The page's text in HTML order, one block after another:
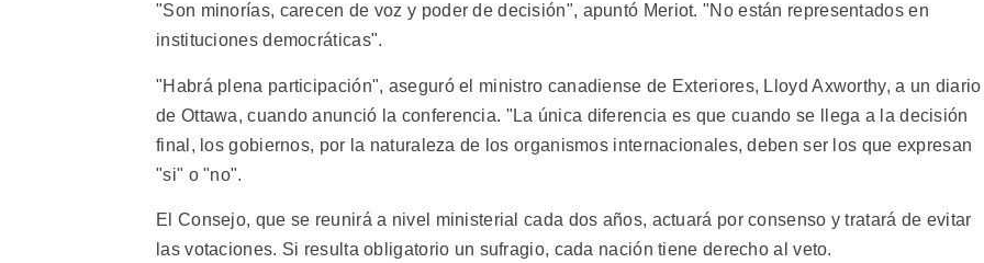
"Son minorías, carecen de voz y poder de decisión", apuntó Meriot. "No están representados en
instituciones democráticas".
"Habrá plena participación", aseguró el ministro canadiense de Exteriores, Lloyd Axworthy, a un diario
de Ottawa, cuando anunció la conferencia. "La única diferencia es que cuando se llega a la decisión
final, los gobiernos, por la naturaleza de los organismos internacionales, deben ser los que expresan
"si" o "no".
El Consejo, que se reunirá a nivel ministerial cada dos años, actuará por consenso y tratará de evitar
las votaciones. Si resulta obligatorio un sufragio, cada nación tiene derecho al veto.